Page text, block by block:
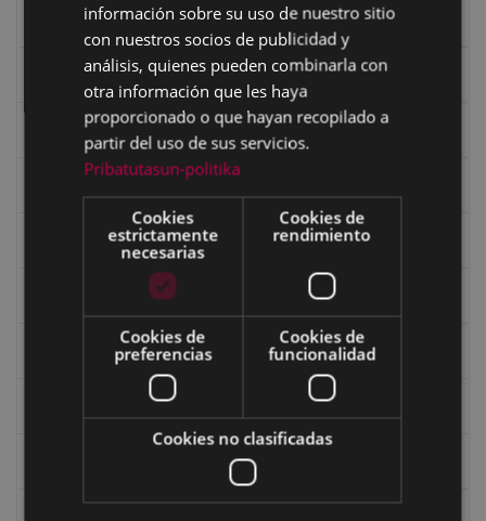
Eibar desde el aire
Eibartarren ahotan
Ermitas
Fondo Carlos Narbaiza
Iglesia de Azitain
Ignacio Zuloaga (1870-2020)
información sobre su uso de nuestro sitio
con nuestros socios de publicidad y
análisis, quienes pueden combinarla con
otra información que les haya
proporcionado o que hayan recopilado a
partir del uso de sus servicios.
Pribatutasun-politika
Cookies
estrictamente
necesarias
Cookies de
rendimiento
Cookies de
preferencias
Cookies de
funcionalidad
Cookies no clasificadas